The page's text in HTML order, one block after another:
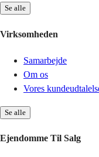
Se alle
Virksomheden
Samarbejde
Om os
Vores
Se alle
Ejendomme Til Salg